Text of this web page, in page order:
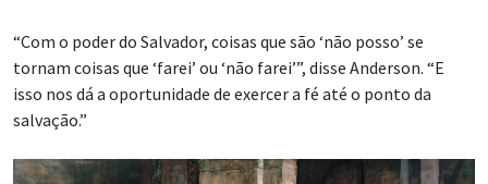
“Com o poder do Salvador, coisas que são ‘não posso’ se
tornam coisas que ‘farei’ ou ‘não farei’”, disse Anderson. “E
isso nos dá a oportunidade de exercer a fé até o ponto da
salvação.”